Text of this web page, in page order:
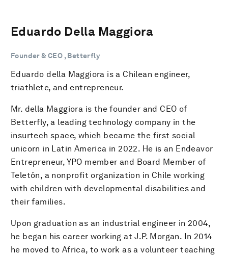
Eduardo Della Maggiora
Founder & CEO , Betterfly
Eduardo della Maggiora is a Chilean engineer,
triathlete, and entrepreneur.
Mr. della Maggiora is the founder and CEO of
Betterfly, a leading technology company in the
insurtech space, which became the first social
unicorn in Latin America in 2022. He is an Endeavor
Entrepreneur, YPO member and Board Member of
Teletón, a nonprofit organization in Chile working
with children with developmental disabilities and
their families.
Upon graduation as an industrial engineer in 2004,
he began his career working at J.P. Morgan. In 2014
he moved to Africa, to work as a volunteer teaching